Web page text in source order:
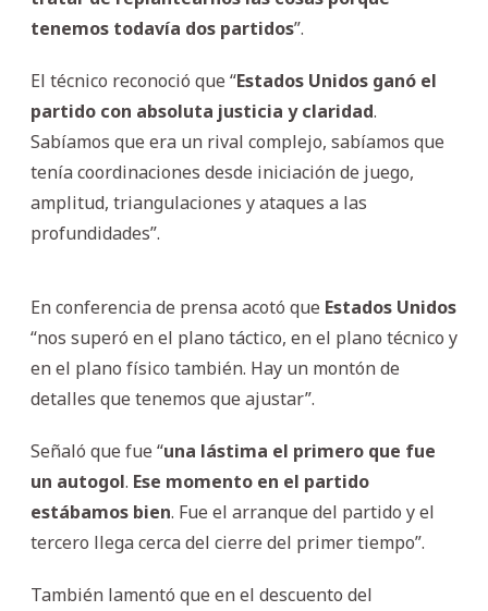
tenemos todavía dos partidos”.
El técnico reconoció que “Estados Unidos ganó el
partido con absoluta justicia y claridad.
Sabíamos que era un rival complejo, sabíamos que
tenía coordinaciones desde iniciación de juego,
amplitud, triangulaciones y ataques a las
profundidades”.
En conferencia de prensa acotó que Estados Unidos
“nos superó en el plano táctico, en el plano técnico y
en el plano físico también. Hay un montón de
detalles que tenemos que ajustar”.
Señaló que fue “una lástima el primero que fue
un autogol. Ese momento en el partido
estábamos bien. Fue el arranque del partido y el
tercero llega cerca del cierre del primer tiempo”.
También lamentó que en el descuento del